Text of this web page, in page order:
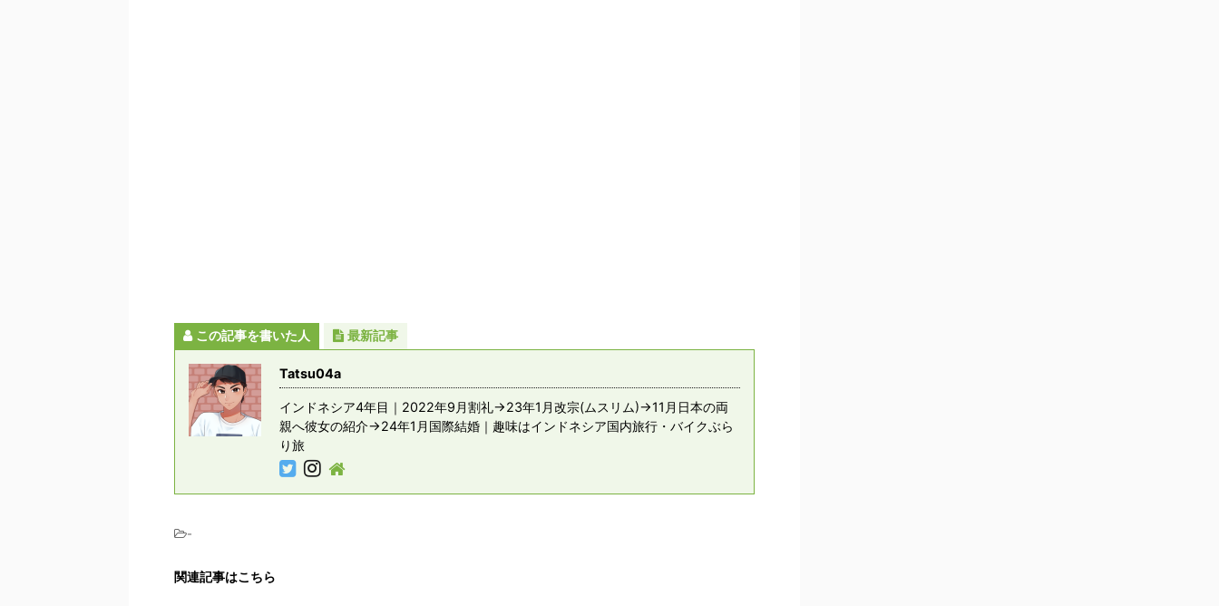
この記事を書いた人 最新記事
Tatsu04a
インドネシア4年目｜2022年9月割礼→23年1月改宗(ムスリム)→11月日本の両
親へ彼女の紹介→24年1月国際結婚｜趣味はインドネシア国内旅行・バイクぶら
り旅
-
関連記事はこちら